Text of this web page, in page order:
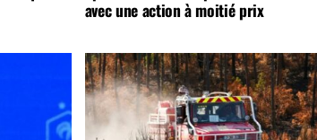
avec une action à moitié prix